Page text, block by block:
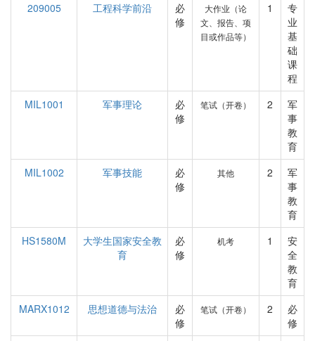
209005
工程科学前沿
必
修
大作业（论
文、报告、项
目或作品等）
1
专
业
基
础
课
程
MIL1001
军事理论
必
修
笔试（开卷） 2
军
事
教
育
MIL1002
军事技能
必
修
其他 2
军
事
教
育
HS1580M
大学生国家安全教
育
必
修
机考 1
安
全
教
育
MARX1012
思想道德与法治
必
修
笔试（开卷） 2
必
修